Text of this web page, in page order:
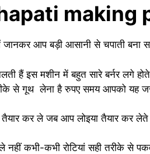
| Chapati
में जानकर आप बड़ी आसानी से चपाती बना
हैं इस मशीन में बहुत सारे बर्नर लगे
से गूथ लेना है रुपए समय आपको यह
कर ले जब आप लोइया तैयार कर
नहीं कभी-कभी रोटियां सही तरीके से